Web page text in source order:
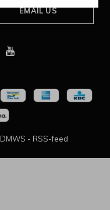
EMAIL US
DMWS - RSS-feed